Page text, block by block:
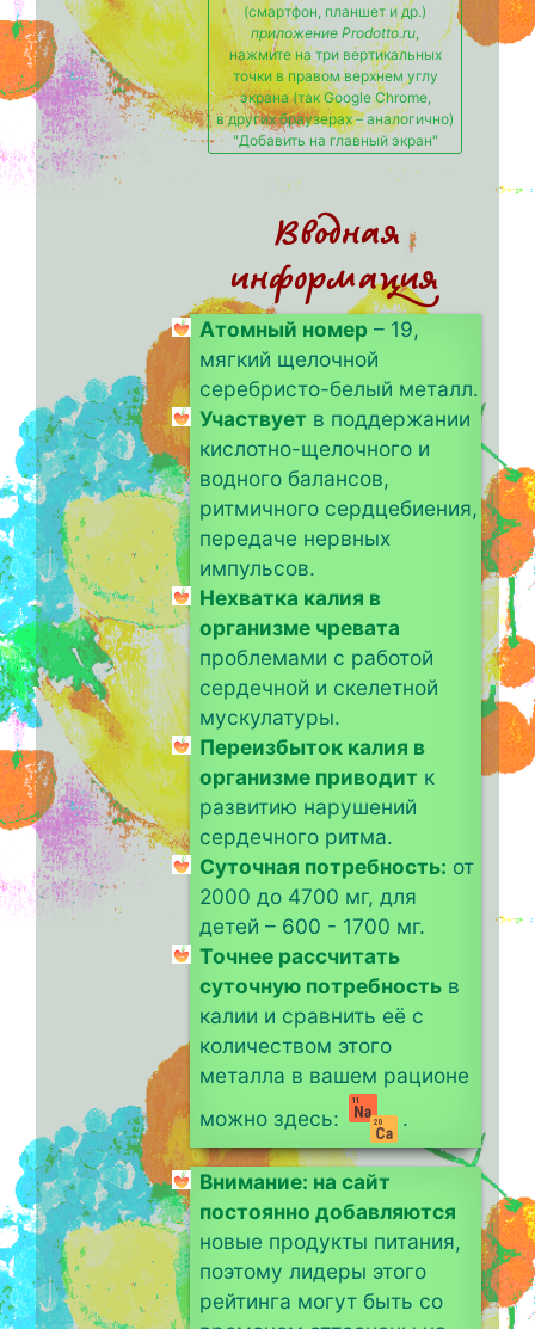
(смартфон, планшет и др.)
приложение Prodotto.ru,
нажмите на три вертикальных
точки в правом верхнем углу
экрана (так Google Chrome,
в других браузерах – аналогично)
"Добавить на главный экран"
Вводная
информация
Атомный номер – 19,
мягкий щелочной
серебристо-белый металл.
Участвует в поддержании
кислотно-щелочного и
водного балансов,
ритмичного сердцебиения,
передаче нервных
импульсов.
Нехватка калия в
организме чревата
проблемами с работой
сердечной и скелетной
мускулатуры.
Переизбыток калия в
организме приводит к
развитию нарушений
сердечного ритма.
Суточная потребность: от
2000 до 4700 мг, для
детей – 600 - 1700 мг.
Точнее рассчитать
суточную потребность в
калии и сравнить её с
количеством этого
металла в вашем рационе
можно здесь:
.
Внимание: на сайт
постоянно добавляются
новые продукты питания,
поэтому лидеры этого
рейтинга могут быть со